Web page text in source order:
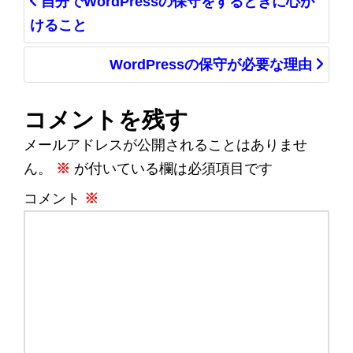
けること
WordPressの保守が必要な理由
コメントを残す
メールアドレスが公開されることはありませ
ん。
※ が付いている欄は必須項目です
コメント ※